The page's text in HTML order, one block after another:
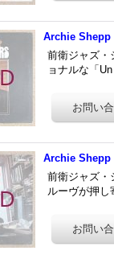
Archie Shepp
前衛ジャズ・
ョナルな「
Archie Shepp
前衛ジャズ・
ルーヴが押